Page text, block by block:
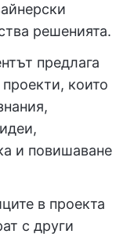
решенията.
предлага
които
и повишаване
в проекта
с други